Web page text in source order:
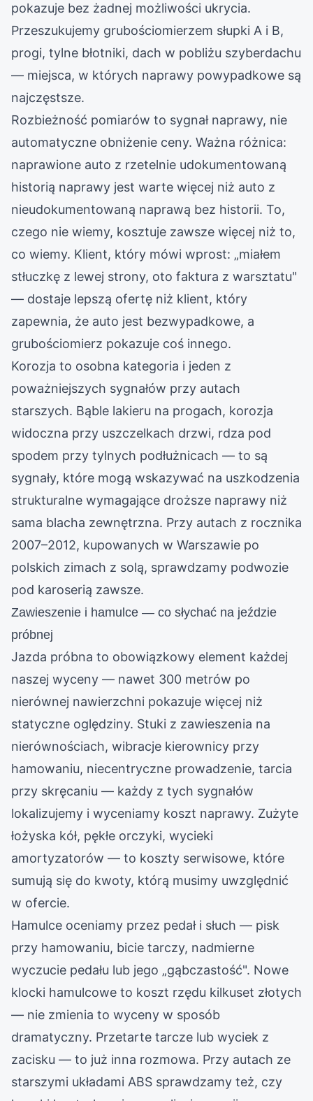
pokazuje bez żadnej możliwości ukrycia.
Przeszukujemy grubościomierzem słupki A i B,
progi, tylne błotniki, dach w pobliżu szyberdachu
— miejsca, w których naprawy powypadkowe są
najczęstsze.
Rozbieżność pomiarów to sygnał naprawy, nie
automatyczne obniżenie ceny. Ważna różnica:
naprawione auto z rzetelnie udokumentowaną
historią naprawy jest warte więcej niż auto z
nieudokumentowaną naprawą bez historii. To,
czego nie wiemy, kosztuje zawsze więcej niż to,
co wiemy. Klient, który mówi wprost: „miałem
stłuczkę z lewej strony, oto faktura z warsztatu"
— dostaje lepszą ofertę niż klient, który
zapewnia, że auto jest bezwypadkowe, a
grubościomierz pokazuje coś innego.
Korozja to osobna kategoria i jeden z
poważniejszych sygnałów przy autach
starszych. Bąble lakieru na progach, korozja
widoczna przy uszczelkach drzwi, rdza pod
spodem przy tylnych podłużnicach — to są
sygnały, które mogą wskazywać na uszkodzenia
strukturalne wymagające droższe naprawy niż
sama blacha zewnętrzna. Przy autach z rocznika
2007–2012, kupowanych w Warszawie po
polskich zimach z solą, sprawdzamy podwozie
pod karoserią zawsze.
Zawieszenie i hamulce — co słychać na jeździe
próbnej
Jazda próbna to obowiązkowy element każdej
naszej wyceny — nawet 300 metrów po
nierównej nawierzchni pokazuje więcej niż
statyczne oględziny. Stuki z zawieszenia na
nierównościach, wibracje kierownicy przy
hamowaniu, niecentryczne prowadzenie, tarcia
przy skręcaniu — każdy z tych sygnałów
lokalizujemy i wyceniamy koszt naprawy. Zużyte
łożyska kół, pękłe orczyki, wycieki
amortyzatorów — to koszty serwisowe, które
sumują się do kwoty, którą musimy uwzględnić
w ofercie.
Hamulce oceniamy przez pedał i słuch — pisk
przy hamowaniu, bicie tarczy, nadmierne
wyczucie pedału lub jego „gąbczastość". Nowe
klocki hamulcowe to koszt rzędu kilkuset złotych
— nie zmienia to wyceny w sposób
dramatyczny. Przetarte tarcze lub wyciek z
zacisku — to już inna rozmowa. Przy autach ze
starszymi układami ABS sprawdzamy też, czy